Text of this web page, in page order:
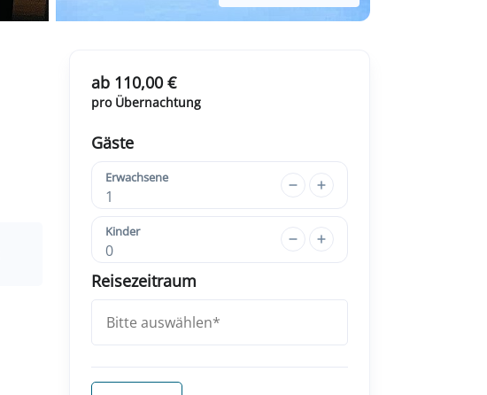
ab 110,00 €
pro Übernachtung
Gäste
Erwachsene
1
Kinder
0
Reisezeitraum